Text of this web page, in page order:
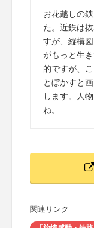
お花越しの
た。近鉄は
すが、縦構
がもっと生
的ですが、
とぼかすと
します。人
ね。
関連リンク